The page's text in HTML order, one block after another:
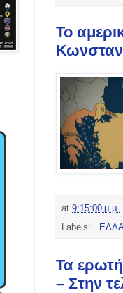
Το
at 9:15:00 μ.μ.
Labels: .
Τα
– Στην